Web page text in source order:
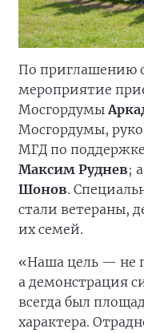
По приглашению
мероприятие
Мосгордумы
Мосгордумы,
МГД по
Максим Руднев;
Шонов.
стали ветераны,
их семей.
«Наша цель — не
а демонстрация
всегда был
характера.